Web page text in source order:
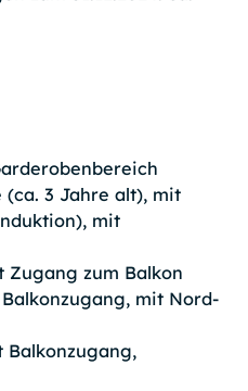
(ca. 3 Jahre alt), mit
mit
zum Balkon
mit Nord-
Balkonzugang,